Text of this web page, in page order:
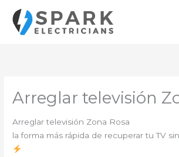
contenido
Arreglar televisión
Arreglar televisión Zona Rosa
la forma más rápida de recuperar tu TV